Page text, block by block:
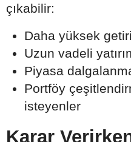
çıkabilir:
Daha yüksek
Uzun vadeli
Piyasa
Portföy
isteyenler
Karar